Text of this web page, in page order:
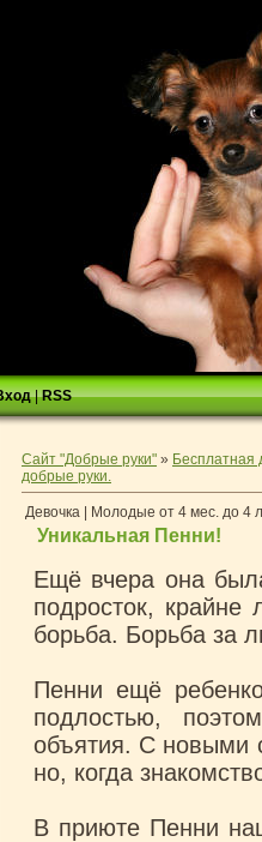
|RSS
Сайт "Добрые руки" » Бесплатная
добрые руки.
Девочка | Молодые от 4 мес. до 4
Уникальная Пенни!
Ещё вчера она
подросток,
борьба. Борьба за
Пенни ещё
подлостью,
объятия. С новыми
но, когда
В приюте Пенни